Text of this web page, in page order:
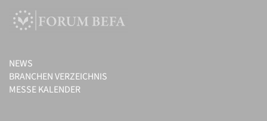
NEWS
BRANCHEN VERZEICHNIS
MESSE KALENDER